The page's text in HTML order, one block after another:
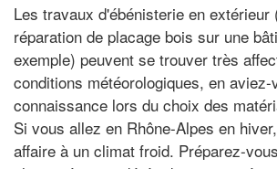
Les travaux d'ébénisterie en extérieur
réparation de placage bois sur une
exemple) peuvent se trouver très
conditions météorologiques, en aviez-
connaissance lors du choix des
Si vous allez en Rhône-Alpes en
affaire à un climat froid. Préparez-